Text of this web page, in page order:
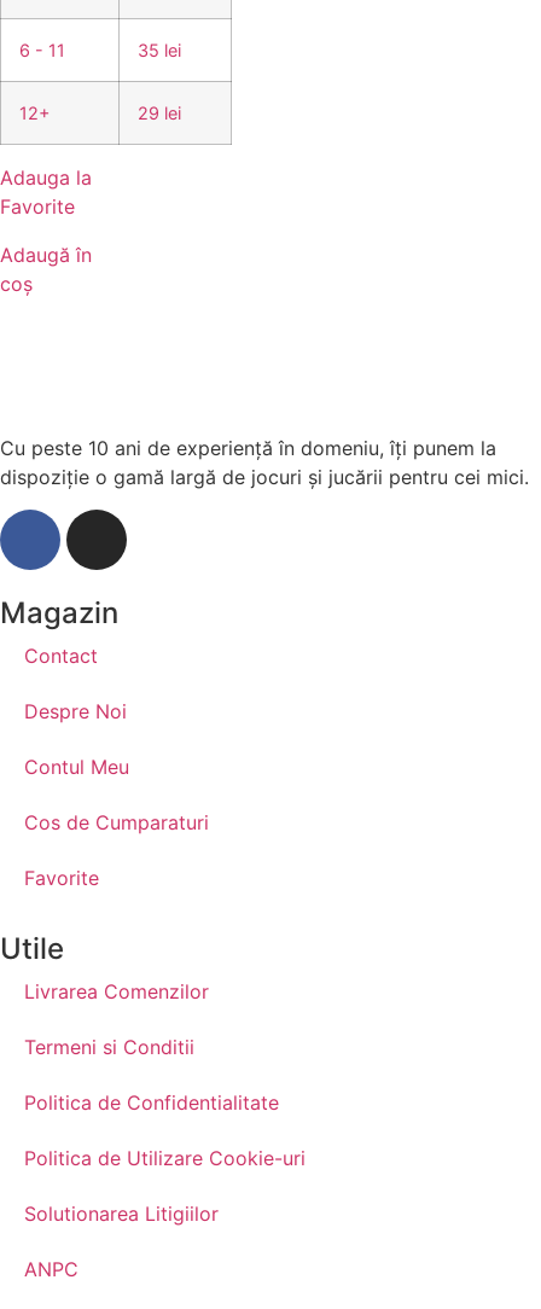
6 - 11 35 lei
12+ 29 lei
Adauga la
Favorite
Adaugă în
coș
Cu peste 10 ani de experiență în domeniu, îți punem la
dispoziție o gamă largă de jocuri și jucării pentru cei mici.
Magazin
Contact
Despre Noi
Contul Meu
Cos de Cumparaturi
Favorite
Utile
Livrarea Comenzilor
Termeni si Conditii
Politica de Confidentialitate
Politica de Utilizare Cookie-uri
Solutionarea Litigiilor
ANPC